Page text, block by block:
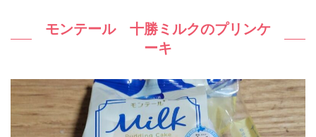
モンテール 十勝ミルクのプリンケ
ーキ